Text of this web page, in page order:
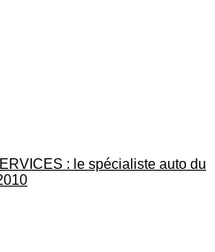
: le spécialiste auto du